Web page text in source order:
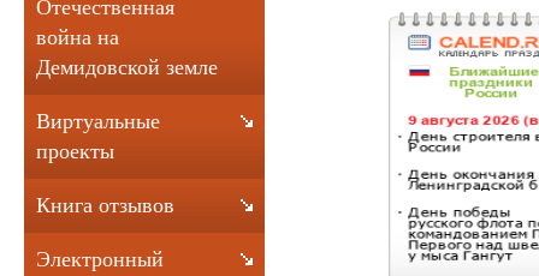
Отечественная
война на
Демидовской земле
Виртуальные
проекты
Книга отзывов
Электронный